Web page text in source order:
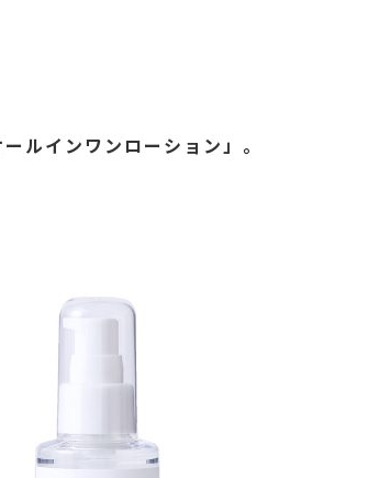
ールインワンローション」。